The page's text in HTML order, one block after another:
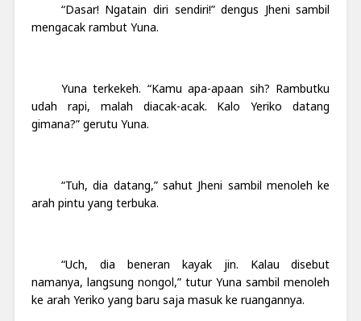
“Dasar! Ngatain diri sendiri!” dengus Jheni sambil
mengacak rambut Yuna.
Yuna terkekeh. “Kamu apa-apaan sih? Rambutku
udah rapi, malah diacak-acak. Kalo Yeriko datang
gimana?” gerutu Yuna.
“Tuh, dia datang,” sahut Jheni sambil menoleh ke
arah pintu yang terbuka.
“Uch, dia beneran kayak jin. Kalau disebut
namanya, langsung nongol,” tutur Yuna sambil menoleh
ke arah Yeriko yang baru saja masuk ke ruangannya.